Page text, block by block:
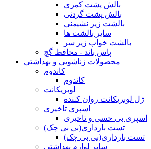
بالش پشت کمری
بالش پشت گردنی
بالشت زیر نشیمنی
سایر بالشت ها
بالشت خواب زیر سر
پاس باند - محافظ گچ
محصولات زناشویی و بهداشتی
کاندوم
کاندوم
لوبریکانت
ژل لوبریکانت روان کننده
اسپری تاخیری
اسپری بی حسی و تاخیری
تست بارداری(بی بی چک)
تست بارداری(بی بی چک)
سایر لوازم بهداشتی